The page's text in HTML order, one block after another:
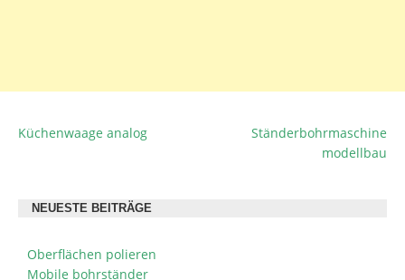
BEITRAGSNAVIGATION
Küchenwaage analog
Ständerbohrmaschine
modellbau
NEUESTE BEITRÄGE
Oberflächen polieren
Mobile bohrständer